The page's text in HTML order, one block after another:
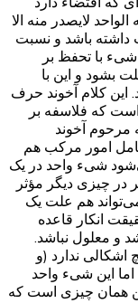
لایصدر منه الا
داشته باشد و نسبت
شیء با تحفظ بر
بشود و این با
این کلام آخوند حرف
که فلاسفه بر
آخوند
امور مرکب هم
شیء واحد در یک
در چیزی دیگر مؤثر
هم علت یک
انکار قاعده
و معلول نباشد.
اشکالی ندارد (و
این شیء واحد
همان چیزی است که